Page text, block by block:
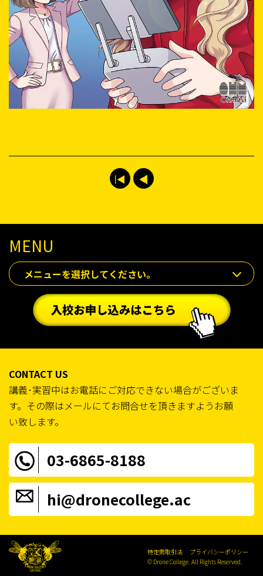
MENU
メニューを選択してください。
CONTACT US
講義･実習中はお電話にご対応できない場合がございま
す。その際はメールにてお問合せを頂きますようお願
い致します。
03-6865-8188
hi@dronecollege.ac
特定商取引法
プライバシーポリシー
© Drone College. All Rights Reserved.